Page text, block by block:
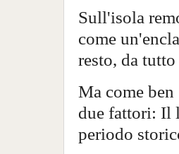
Sull'isola
come
resto, da
Ma come
due fattori: Il
periodo